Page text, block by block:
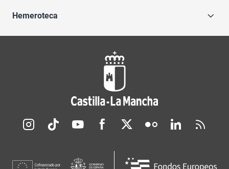
Hemeroteca
Redes sociales JCCM